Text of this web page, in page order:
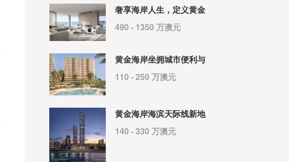
奢享海岸人生，定义黄金
490 - 1350 万澳元
黄金海岸坐拥城市便利与
110 - 250 万澳元
黄金海岸海滨天际线新地
140 - 330 万澳元